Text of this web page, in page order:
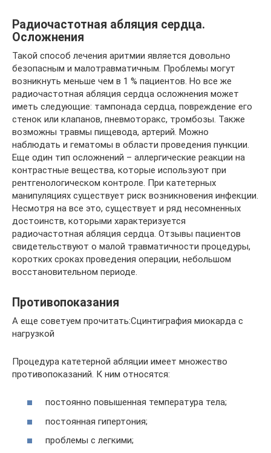
Радиочастотная абляция сердца.
Осложнения
Такой способ лечения аритмии является довольно
безопасным и малотравматичным. Проблемы могут
возникнуть меньше чем в 1 % пациентов. Но все же
радиочастотная абляция сердца осложнения может
иметь следующие: тампонада сердца, повреждение его
стенок или клапанов, пневмоторакс, тромбозы. Также
возможны травмы пищевода, артерий. Можно
наблюдать и гематомы в области проведения пункции.
Еще один тип осложнений – аллергические реакции на
контрастные вещества, которые используют при
рентгенологическом контроле. При катетерных
манипуляциях существует риск возникновения инфекции.
Несмотря на все это, существует и ряд несомненных
достоинств, которыми характеризуется
радиочастотная абляция сердца. Отзывы пациентов
свидетельствуют о малой травматичности процедуры,
коротких сроках проведения операции, небольшом
восстановительном периоде.
Противопоказания
А еще советуем прочитать:Сцинтиграфия миокарда с
нагрузкой
Процедура катетерной абляции имеет множество
противопоказаний. К ним относятся:
постоянно повышенная температура тела;
постоянная гипертония;
проблемы с легкими;